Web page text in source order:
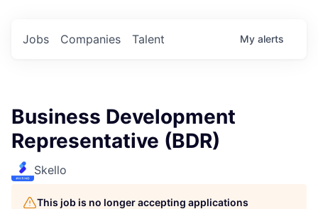
Jobs Companies Talent My alerts
Business Development
Representative (BDR)
Skello
This job is no longer accepting applications